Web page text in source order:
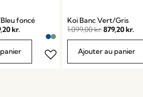
foncé
kr.
Koi Banc Vert/Gris
1.099,00kr.879,20kr.
Ajouter au panier